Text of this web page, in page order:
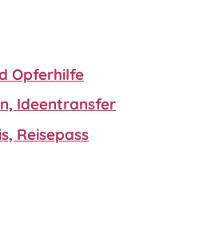
Opferhilfe
Ideentransfer
Reisepass